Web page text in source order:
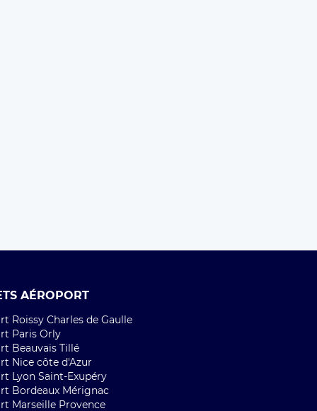
AÉROPORT
Roissy Charles de Gaulle
Paris Orly
Beauvais Tillé
Nice côte d'Azur
Lyon Saint-Exupéry
Bordeaux Mérignac
Marseille Provence